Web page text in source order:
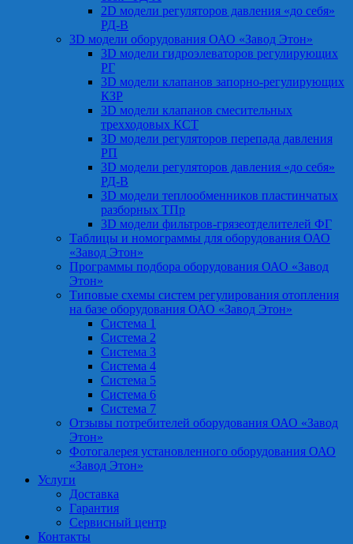
2D модели регуляторов давления «до себя»
РД-В
3D модели оборудования ОАО «Завод Этон»
3D модели гидроэлеваторов регулирующих
РГ
3D модели клапанов запорно-регулирующих
КЗР
3D модели клапанов смесительных
трехходовых КСТ
3D модели регуляторов перепада давления
РП
3D модели регуляторов давления «до себя»
РД-В
3D модели теплообменников пластинчатых
разборных ТПр
3D модели фильтров-грязеотделителей ФГ
Таблицы и номограммы для оборудования ОАО
«Завод Этон»
Программы подбора оборудования ОАО «Завод
Этон»
Типовые схемы систем регулирования отопления
на базе оборудования ОАО «Завод Этон»
Система 1
Система 2
Система 3
Система 4
Система 5
Система 6
Система 7
Отзывы потребителей оборудования ОАО «Завод
Этон»
Фотогалерея установленного оборудования ОАО
«Завод Этон»
Услуги
Доставка
Гарантия
Сервисный центр
Контакты